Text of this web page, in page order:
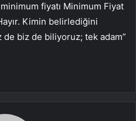
fiyatı Minimum Fiyat
Kimin belirlediğini
de biz de biliyoruz; tek adam”